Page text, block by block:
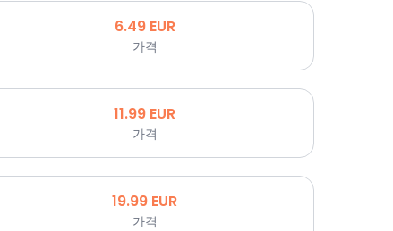
6.49 EUR
가격
11.99 EUR
가격
19.99 EUR
가격